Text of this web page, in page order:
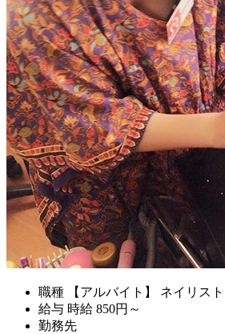
職種
【アルバイト】 ネイリスト
給与 時給 850円～
勤務先